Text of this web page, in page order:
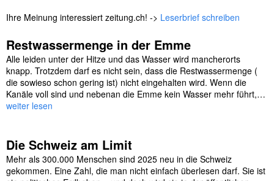
Ihre Meinung interessiert zeitung.ch! -> Leserbrief schreiben
Restwassermenge in der Emme
Alle leiden unter der Hitze und das Wasser wird mancherorts
knapp. Trotzdem darf es nicht sein, dass die Restwassermenge (
die sowieso schon gering ist) nicht eingehalten wird. Wenn die
Kanäle voll sind und nebenan die Emme kein Wasser mehr führt,…
weiter lesen
Die Schweiz am Limit
Mehr als 300.000 Menschen sind 2025 neu in die Schweiz
gekommen. Eine Zahl, die man nicht einfach überlesen darf. Sie ist